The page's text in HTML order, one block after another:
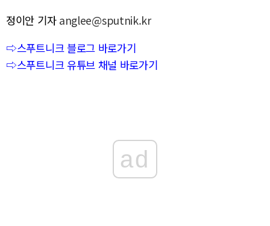
정이안 기자 anglee@sputnik.kr
⇨스푸트니크 블로그 바로가기
⇨스푸트니크 유튜브 채널 바로가기
ad